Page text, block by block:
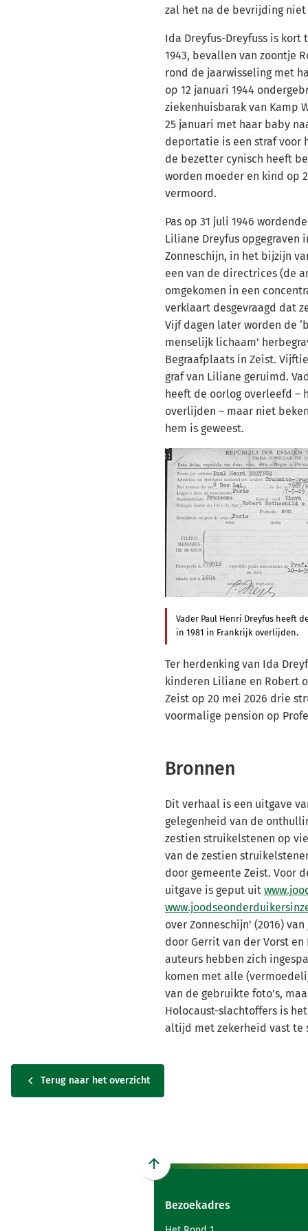
zal het na de bevrijding niet
Ida Dreyfus-Dreyfuss is kort
1943, bevallen van zoontje
rond de jaarwisseling met
op 12 januari 1944
ziekenhuisbarak van Kamp
25 januari met haar baby
deportatie is een straf voor
de bezetter cynisch heeft
worden moeder en kind op
vermoord.
Pas op 31 juli 1946
Liliane Dreyfus opgegraven
Zonneschijn, in het bijzijn
een van de directrices (de
omgekomen in een
verklaart desgevraagd dat
Vijf dagen later worden de
menselijk lichaam’
Begraafplaats in Zeist.
graf van Liliane geruimd.
heeft de oorlog overleefd –
overlijden – maar niet
hem is geweest.
Vader Paul Henri Dreyfus heeft
in 1981 in Frankrijk overlijden.
Ter herdenking van Ida
kinderen Liliane en Robert
Zeist op 20 mei 2026 drie
voormalige pension op
Bronnen
Dit verhaal is een uitgave
gelegenheid van de
zestien struikelstenen op
van de zestien
door gemeente Zeist. Voor
uitgave is geput uit
over Zonneschijn’ (2016)
door Gerrit van der Vorst en
auteurs hebben zich
komen met alle
van de gebruikte foto’s,
Holocaust-slachtoffers is
altijd met zekerheid vast te
Terug naar het overzicht
Scroll
boven
Bezoekadres